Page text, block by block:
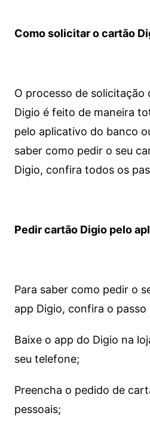
Como solicitar o cartão
O processo de
Digio é feito de maneira
pelo aplicativo do banco
saber como pedir o seu
Digio, confira todos os
Pedir cartão Digio pelo
Para saber como pedir o
app Digio, confira o passo
Baixe o app do Digio na
seu telefone;
Preencha o pedido de
pessoais;